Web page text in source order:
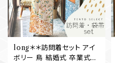
long＊＊訪問着セット アイ
ボリー 鳥 結婚式 卒業式